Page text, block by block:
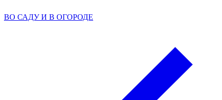
ВО САДУ И В ОГОРОДЕ